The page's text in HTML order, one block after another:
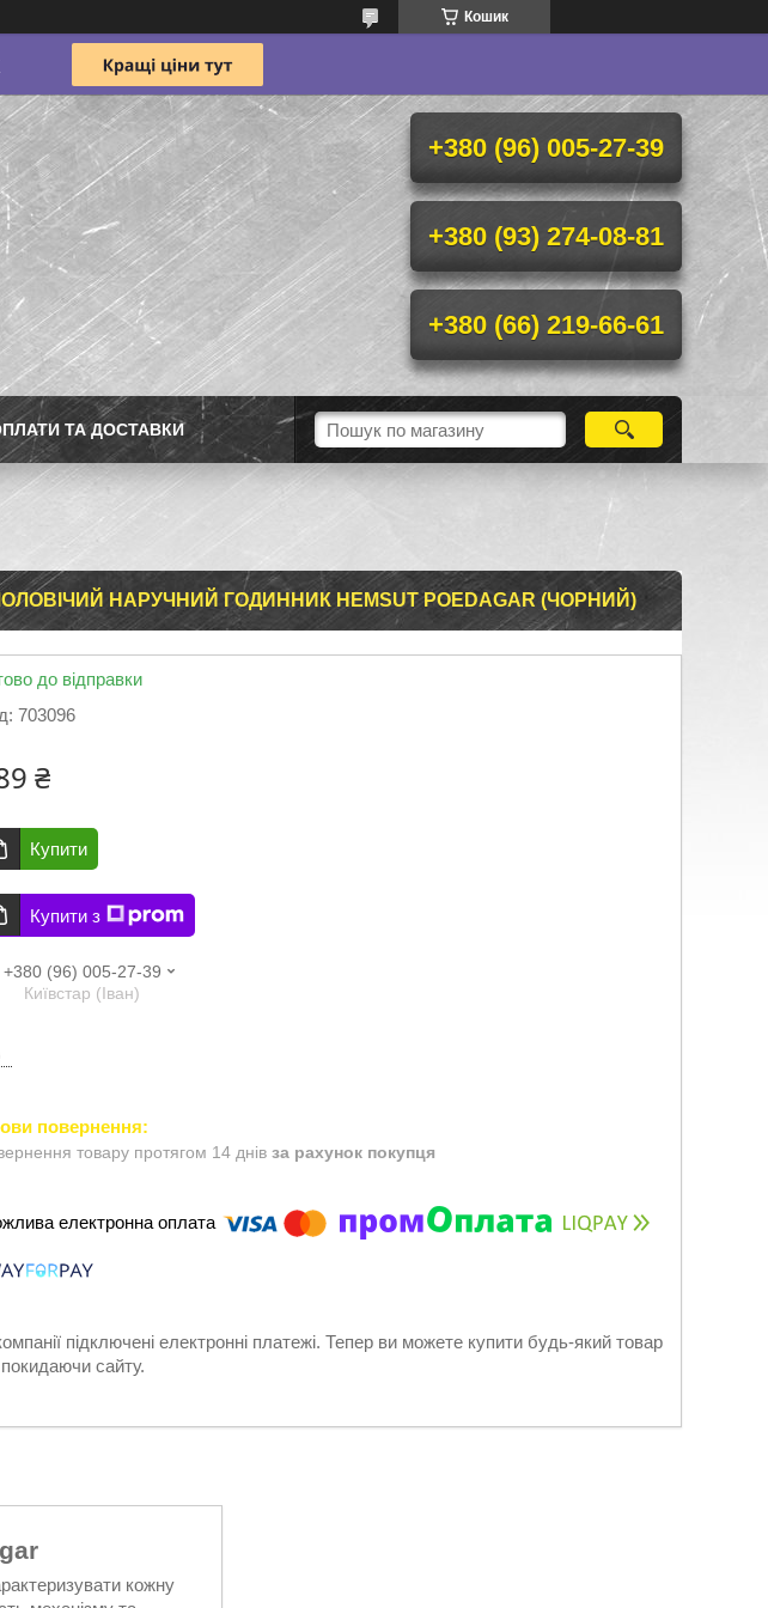
Кошик
+380 (96) 005-27-39
+380 (93) 274-08-81
+380 (66) 219-66-61
ТА ДОСТАВКИ
НАРУЧНИЙ ГОДИННИК HEMSUT POEDAGAR (ЧОРНИЙ)
до відправки
703096
₴
Купити
Купити з
+380 (96) 005-27-39
Київстар (Іван)
товару протягом 14 днів за рахунок покупця
підключені електронні платежі. Тепер ви можете купити будь-який товар
сайту.
кожну